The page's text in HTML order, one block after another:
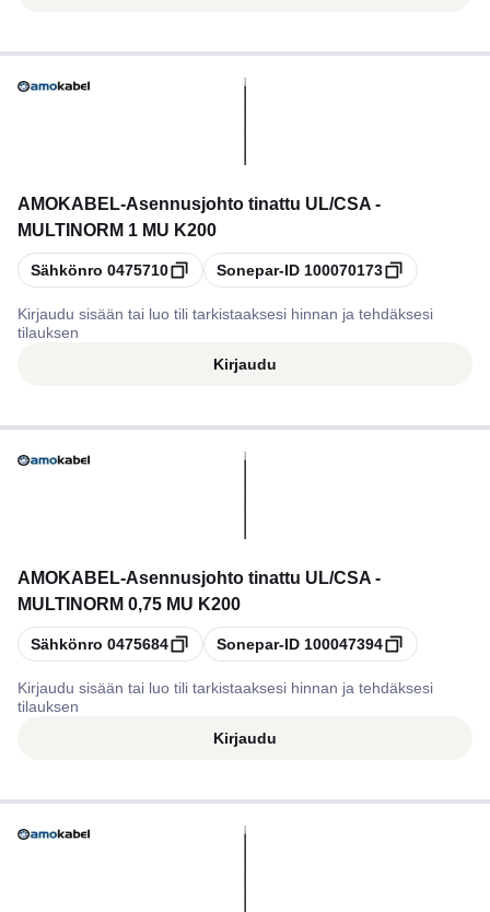
AMOKABEL-Asennusjohto tinattu UL/CSA -
MULTINORM 1 MU K200
Kopioi
Sähkönro 0475710 Kopioi
Sonepar-ID 100070173
Kirjaudu sisään tai luo tili tarkistaaksesi hinnan ja tehdäksesi
tilauksen
Kirjaudu
AMOKABEL-Asennusjohto tinattu UL/CSA -
MULTINORM 0,75 MU K200
Kopioi
Sähkönro 0475684 Kopioi
Sonepar-ID 100047394
Kirjaudu sisään tai luo tili tarkistaaksesi hinnan ja tehdäksesi
tilauksen
Kirjaudu